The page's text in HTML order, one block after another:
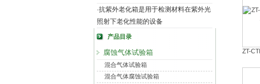
·抗紫外老化箱是用于检测材料在紫外光
照射下老化性能的设备
产品目录
腐蚀气体试验箱
混合气体试验箱
混合气体腐蚀试验箱